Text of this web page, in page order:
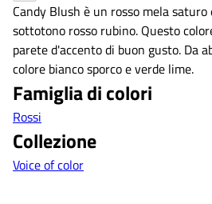
Candy Blush è un rosso mela
sottotono rosso rubino. Questo
parete d'accento di buon gusto. Da
colore bianco sporco e verde lime.
Famiglia di colori
Rossi
Collezione
Voice of color